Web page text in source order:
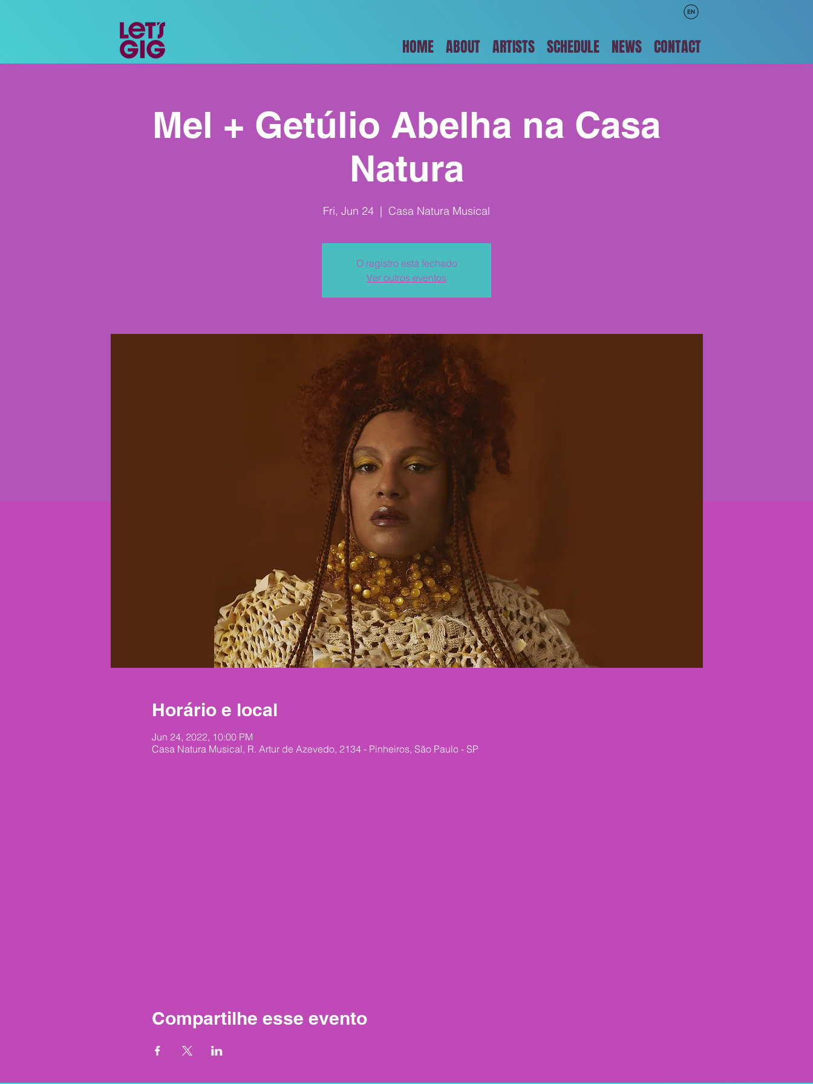
HOME ABOUT ARTISTS SCHEDULE NEWS CONTACT
Mel + Getúlio Abelha na Casa
Natura
Fri, Jun 24
  |
Casa Natura Musical
O registro está fechado
Ver outros eventos
Horário e local
Jun 24, 2022, 10:00 PM
Casa Natura Musical, R. Artur de Azevedo, 2134 - Pinheiros, São Paulo - SP
Compartilhe esse evento